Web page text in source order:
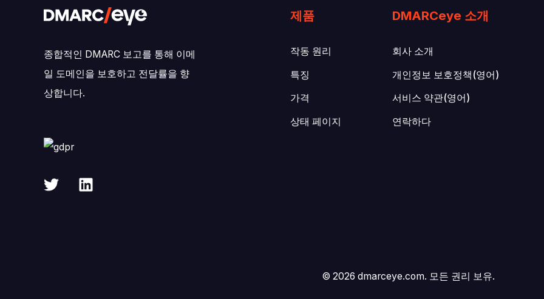
종합적인 DMARC 보고를 통해 이메
일 도메인을 보호하고 전달률을 향
상합니다.
제품
작동 원리
특징
가격
상태 페이지
DMARCeye 소개
회사 소개
개인정보 보호정책(영어)
서비스 약관(영어)
연락하다
© 2026 dmarceye.com. 모든 권리 보유.